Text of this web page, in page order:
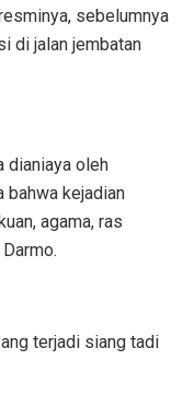
sebelumnya
di jalan jembatan
dianiaya oleh
bahwa kejadian
agama, ras
terjadi siang tadi